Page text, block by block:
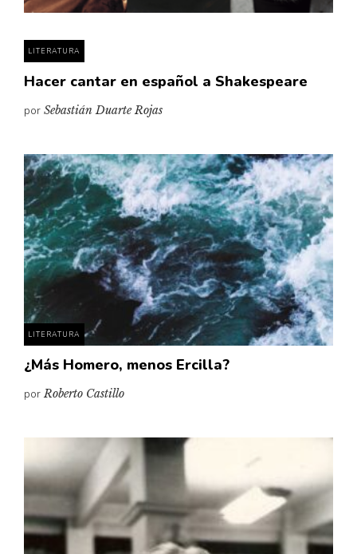
LITERATURA
Hacer cantar en español a Shakespeare
por Sebastián Duarte Rojas
LITERATURA
¿Más Homero, menos Ercilla?
porRoberto Castillo